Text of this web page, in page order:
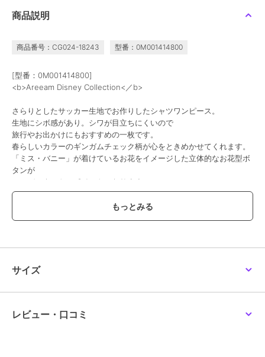
商品説明
商品番号：CG024-18243 型番：0M001414800
[型番：0M001414800]
<b>Areeam Disney Collection<／b>
さらりとしたサッカー生地でお作りしたシャツワンピース。
生地にシボ感があり。シワが目立ちにくいので
旅行やお出かけにもおすすめの一枚です。
春らしいカラーのギンガムチェック柄が心をときめかせてくれます。
「ミス・バニー」が着けているお花をイメージした立体的なお花型ボ
タンが
コーディネートのポイントになります。
カフス部分はシャーリングになっているので、腕まくりしやすく快適
す。
襟の後ろには「MISS BUNNY」「THUMPER」の刺繍入り。
サイズ
レビュー・口コミ